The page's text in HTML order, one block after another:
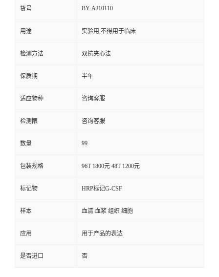
货号 BY-AJ10110
用途 实验用,不得用于临床
检测方法 双抗夹心法
保质期 半年
适应物种 咨询客服
检测限 咨询客服
数量 99
包装规格 96T 1800元 48T 1200元
标记物 HRP标记G-CSF
样本 血清 血浆 组织 细胞
应用 用于产品的表达
是否进口 否